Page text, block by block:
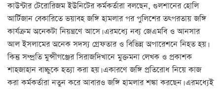
কাউন্টার টেরোরিজম ইউনিটের কর্মকর্তারা বলছেন, গুলশানের হোলি
আর্টিজান বেকারিতে ভয়াবহ জঙ্গি হামলার পর পুলিশের তৎপরতায় জঙ্গি
কার্যক্রম অনেকটা নিয়ন্ত্রণে আসে। এরমধ্যে নব্য জেএমবি ও আনসার
আল ইসলামের অনেক সদস্য গ্রেফতার ও বিভিন্ন অপারেশনে নিহত হয়।
কিন্তু সম্প্রতি মুন্সীগঞ্জের সিরাজদিখানে মুক্তমনা লেখক ও প্রকাশক
শাহজাহান বাচ্চুকে হত্যা করা হয়। একারণে জঙ্গি প্রতিরোধ নিয়ে কাজ
করা কর্মকর্তারা নতুন করে আবারও জঙ্গি হামলার শঙ্কা করছেন। এরমধ্যেই